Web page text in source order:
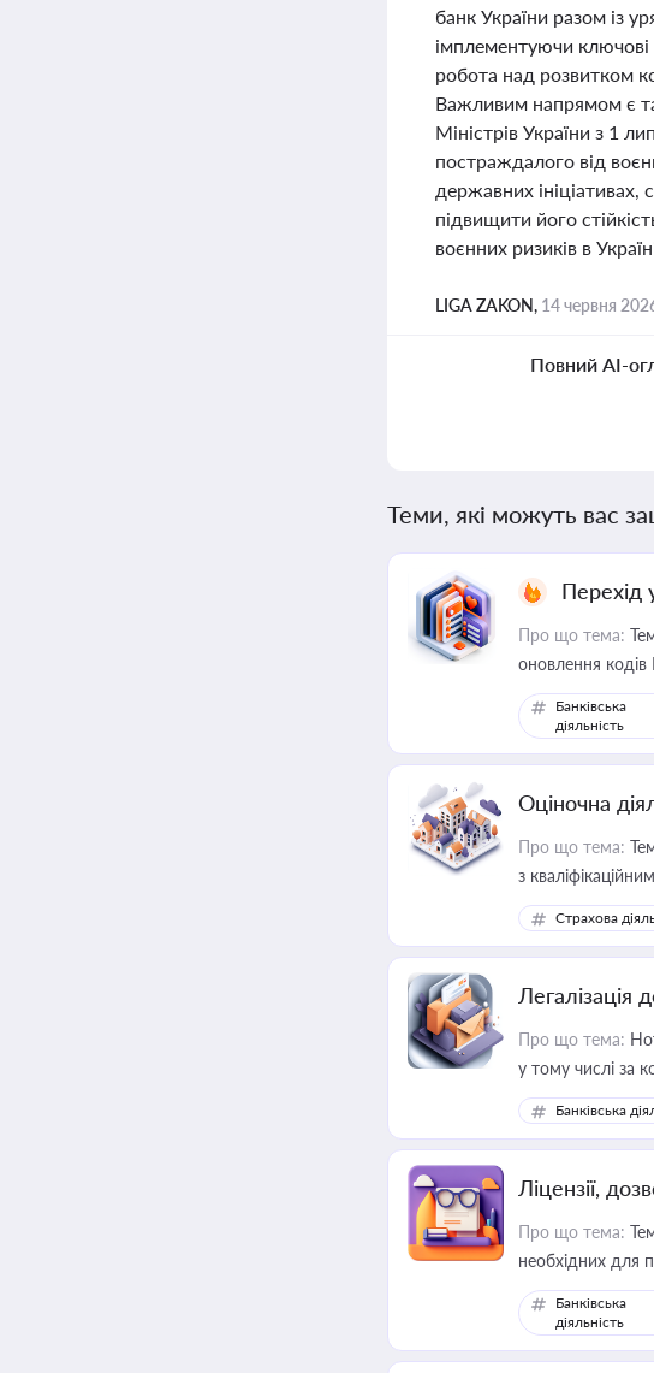
банк України разом із
імплементуючи
робота над розвитком
Важливим напрямом є
Міністрів України з 1
постраждалого від
державних ініціативах,
підвищити його
воєнних ризиків в
LIGA ZAKON, 14 червня
Повний AI-
Теми, які можуть вас
Перехід
Про що тема:
оновлення кодів
Банківська
діяльність
Оціночна
Про що тема:
з
медійних змін у
приватизації,
Страхова
Легалізація
Про що тема:
у тому числі за
ризиків
Банківська
Ліцензії,
Про що тема:
необхідних для
Банківська
діяльність